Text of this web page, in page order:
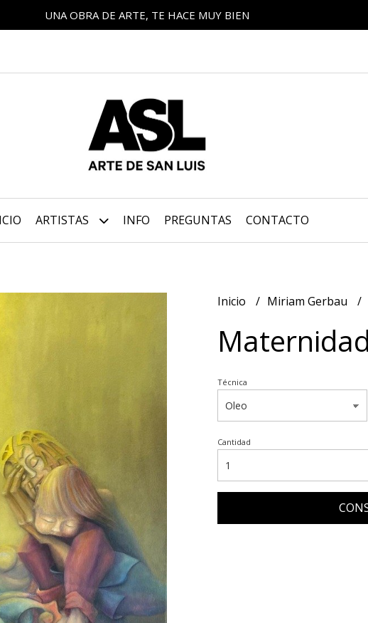
UNA OBRA DE ARTE, TE HACE MUY BIEN
ARTISTAS INFO PREGUNTAS CONTACTO
Inicio Miriam Gerbau
Maternidad
Técnica
Cantidad